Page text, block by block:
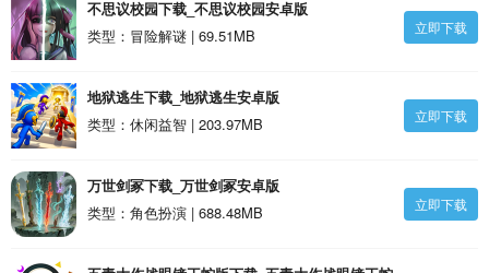
不思议校园下载_不思议校园安卓版
类型：冒险解谜 | 69.51MB
立即下载
地狱逃生下载_地狱逃生安卓版
类型：休闲益智 | 203.97MB
立即下载
万世剑冢下载_万世剑冢安卓版
类型：角色扮演 | 688.48MB
立即下载